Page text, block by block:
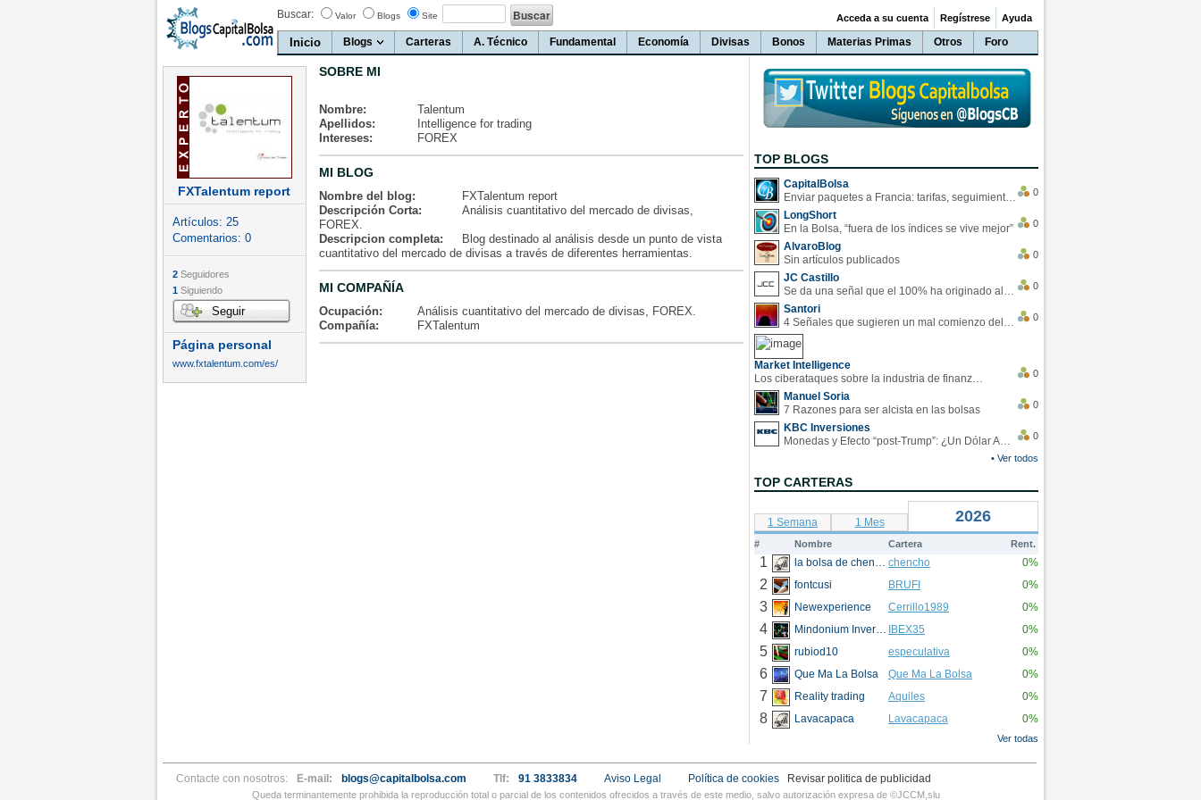
Buscar: Valor Blogs Site
Inicio Blogs Carteras A. Técnico Fundamental Economía Divisas Bonos Materias Primas Otros Foro
Acceda a su cuenta Regístrese Ayuda
FXTalentum report
Artículos: 25
Comentarios: 0
2 Seguidores
1 Siguiendo
Seguir
Página personal
www.fxtalentum.com/es/
SOBRE MI
Nombre:
Talentum
Apellidos:
Intelligence for trading
Intereses:
FOREX
MI BLOG
Nombre del blog:
FXTalentum report
Descripción Corta:
Análisis cuantitativo del mercado de divisas,
FOREX.
Descripcion completa:
Blog destinado al análisis desde un punto de vista
cuantitativo del mercado de divisas a través de diferentes herramientas.
MI COMPAÑÍA
Ocupación:
Análisis cuantitativo del mercado de divisas, FOREX.
Compañía:
FXTalentum
TOP BLOGS
CapitalBolsa
Enviar paquetes a Francia: tarifas, seguimiento y ventajas destacadas
0
LongShort
En la Bolsa, “fuera de los índices se vive mejor”
0
AlvaroBlog
Sin artículos publicados
0
JC Castillo
Se da una señal que el 100% ha originado alzas en las bolsas
0
Santori
4 Señales que sugieren un mal comienzo del 3T de la economía EEUU
0
Market Intelligence
Los ciberataques sobre la industria de finanzas se han duplicado este año
0
Manuel Soria
7 Razones para ser alcista en las bolsas
0
KBC Inversiones
Monedas y Efecto “post-Trump”: ¿Un Dólar Americano operando en rangos?
0
• Ver todos
TOP CARTERAS
1 Semana 1 Mes 2026
# Nombre Cartera Rent.
1 la bolsa de chencho chencho 0%
2 fontcusi BRUFI 0%
3 Newexperience Cerrillo1989 0%
4 Mindonium Inversions IBEX35 0%
5 rubiod10 especulativa 0%
6 Que Ma La Bolsa Que Ma La Bolsa 0%
7 Reality trading Aquiles 0%
8 Lavacapaca Lavacapaca 0%
Ver todas
Contacte con nosotros: E-mail: blogs@capitalbolsa.com Tlf: 91 3833834 Aviso Legal Revisar politica de publicidad
Política de cookies
Queda terminantemente prohibida la reproducción total o parcial de los contenidos ofrecidos a través de este medio, salvo autorización expresa de ©JCCM,slu